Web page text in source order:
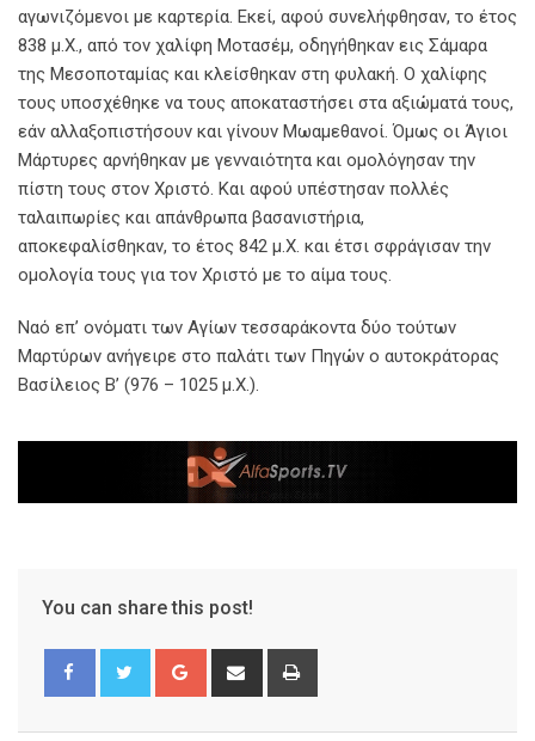
αγωνιζόμενοι με καρτερία. Εκεί, αφού συνελήφθησαν, το έτος
838 μ.Χ., από τον χαλίφη Μοτασέμ, οδηγήθηκαν εις Σάμαρα
της Μεσοποταμίας και κλείσθηκαν στη φυλακή. Ο χαλίφης
τους υποσχέθηκε να τους αποκαταστήσει στα αξιώματά τους,
εάν αλλαξοπιστήσουν και γίνουν Μωαμεθανοί. Όμως οι Άγιοι
Μάρτυρες αρνήθηκαν με γενναιότητα και ομολόγησαν την
πίστη τους στον Χριστό. Και αφού υπέστησαν πολλές
ταλαιπωρίες και απάνθρωπα βασανιστήρια,
αποκεφαλίσθηκαν, το έτος 842 μ.Χ. και έτσι σφράγισαν την
ομολογία τους για τον Χριστό με το αίμα τους.
Ναό επ’ ονόματι των Αγίων τεσσαράκοντα δύο τούτων
Μαρτύρων ανήγειρε στο παλάτι των Πηγών ο αυτοκράτορας
Βασίλειος Β’ (976 – 1025 μ.Χ.).
You can share this post!